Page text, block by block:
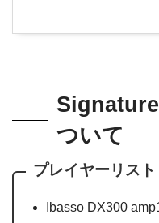
ついて
プレイヤーリスト
Ibasso DX300